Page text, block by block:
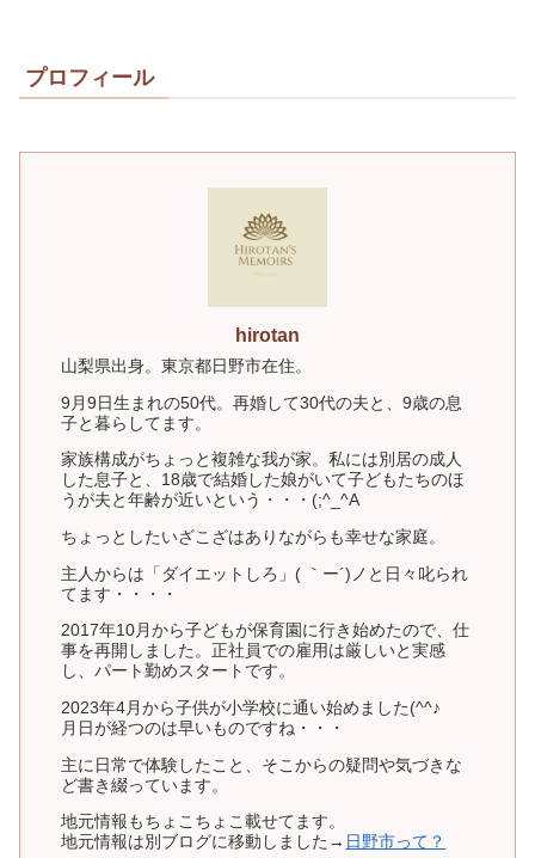
プロフィール
hirotan
山梨県出身。東京都日野市在住。
9月9日生まれの50代。再婚して30代の夫と、9歳の息
子と暮らしてます。
家族構成がちょっと複雑な我が家。私には別居の成人
した息子と、18歳で結婚した娘がいて子どもたちのほ
うが夫と年齢が近いという・・・(;^_^A
ちょっとしたいざこざはありながらも幸せな家庭。
主人からは「ダイエットしろ」( ｀ー´)ノと日々叱られ
てます・・・・
2017年10月から子どもが保育園に行き始めたので、仕
事を再開しました。正社員での雇用は厳しいと実感
し、パート勤めスタートです。
2023年4月から子供が小学校に通い始めました(^^♪
月日が経つのは早いものですね・・・
主に日常で体験したこと、そこからの疑問や気づきな
ど書き綴っています。
地元情報もちょこちょこ載せてます。
地元情報は別ブログに移動しました→ 日野市って？